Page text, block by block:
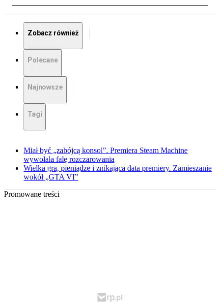
Zobacz również
Polecane
Najnowsze
Tagi
Miał być „zabójcą konsol”. Premiera Steam Machine
wywołała falę rozczarowania
Wielka gra, pieniądze i znikająca data premiery. Zamieszanie
wokół „GTA VI”
Promowane treści